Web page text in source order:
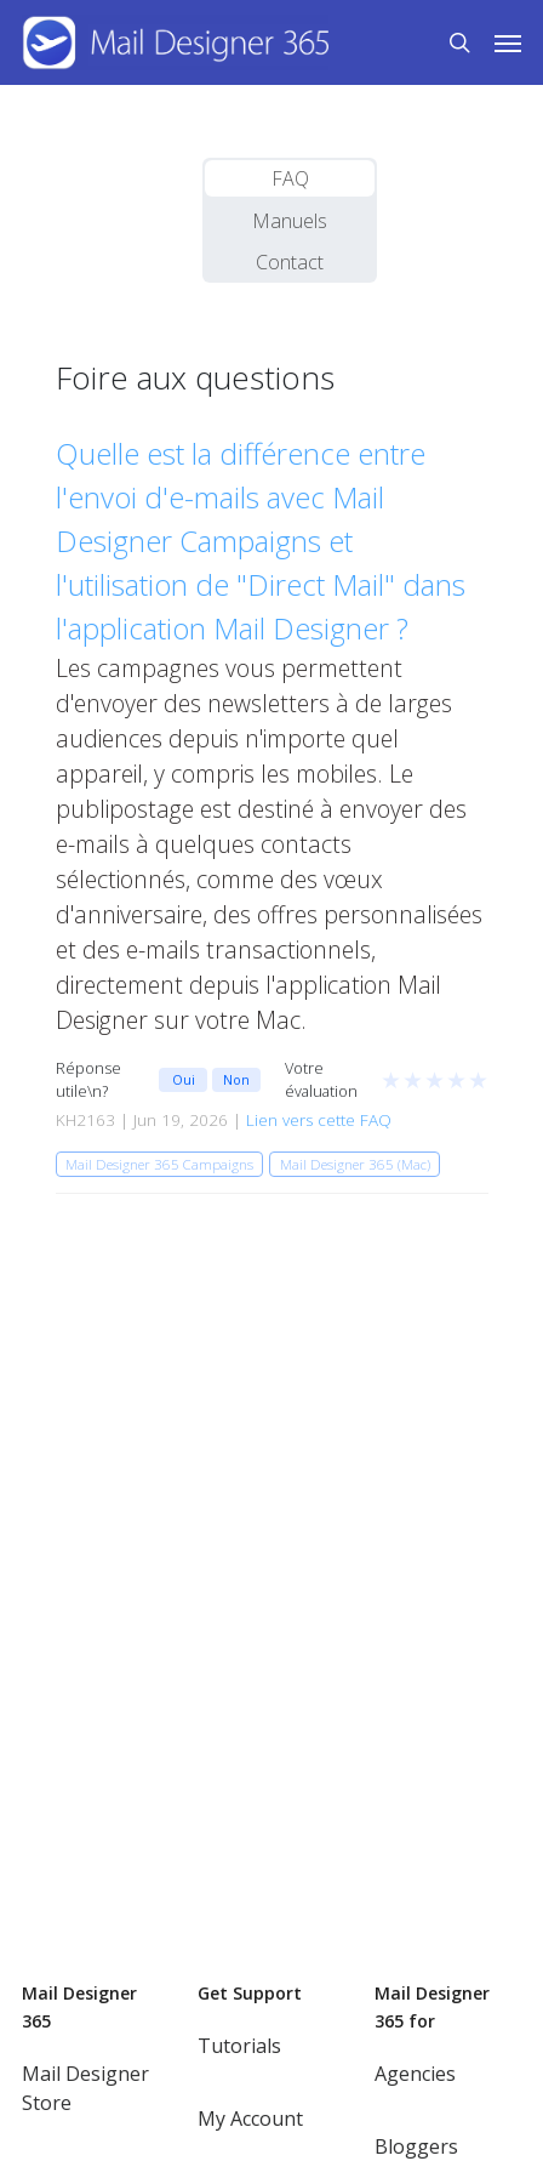
Skip
main
search
FAQ
Manuels
Contact
Foire aux questions
Quelle est la différence entre
l'envoi d'e-mails avec Mail
Designer Campaigns et
l'utilisation de "Direct Mail" dans
l'application Mail Designer ?
Les campagnes vous permettent
d'envoyer des newsletters à de larges
audiences depuis n'importe quel
appareil, y compris les mobiles. Le
publipostage est destiné à envoyer des
e-mails à quelques contacts
sélectionnés, comme des vœux
d'anniversaire, des offres personnalisées
et des e-mails transactionnels,
directement depuis l'application Mail
Designer sur votre Mac.
Réponse
utile\n?
Oui Non
Votre
évaluation
★ ★ ★ ★ ★
KH2163 | Jun 19, 2026 | Lien vers cette FAQ
Mail Designer 365 Campaigns Mail Designer 365 (Mac)
Mail Designer
365
Mail Designer
Store
Get Support
Tutorials
My Account
Mail Designer
365 for
Agencies
Bloggers